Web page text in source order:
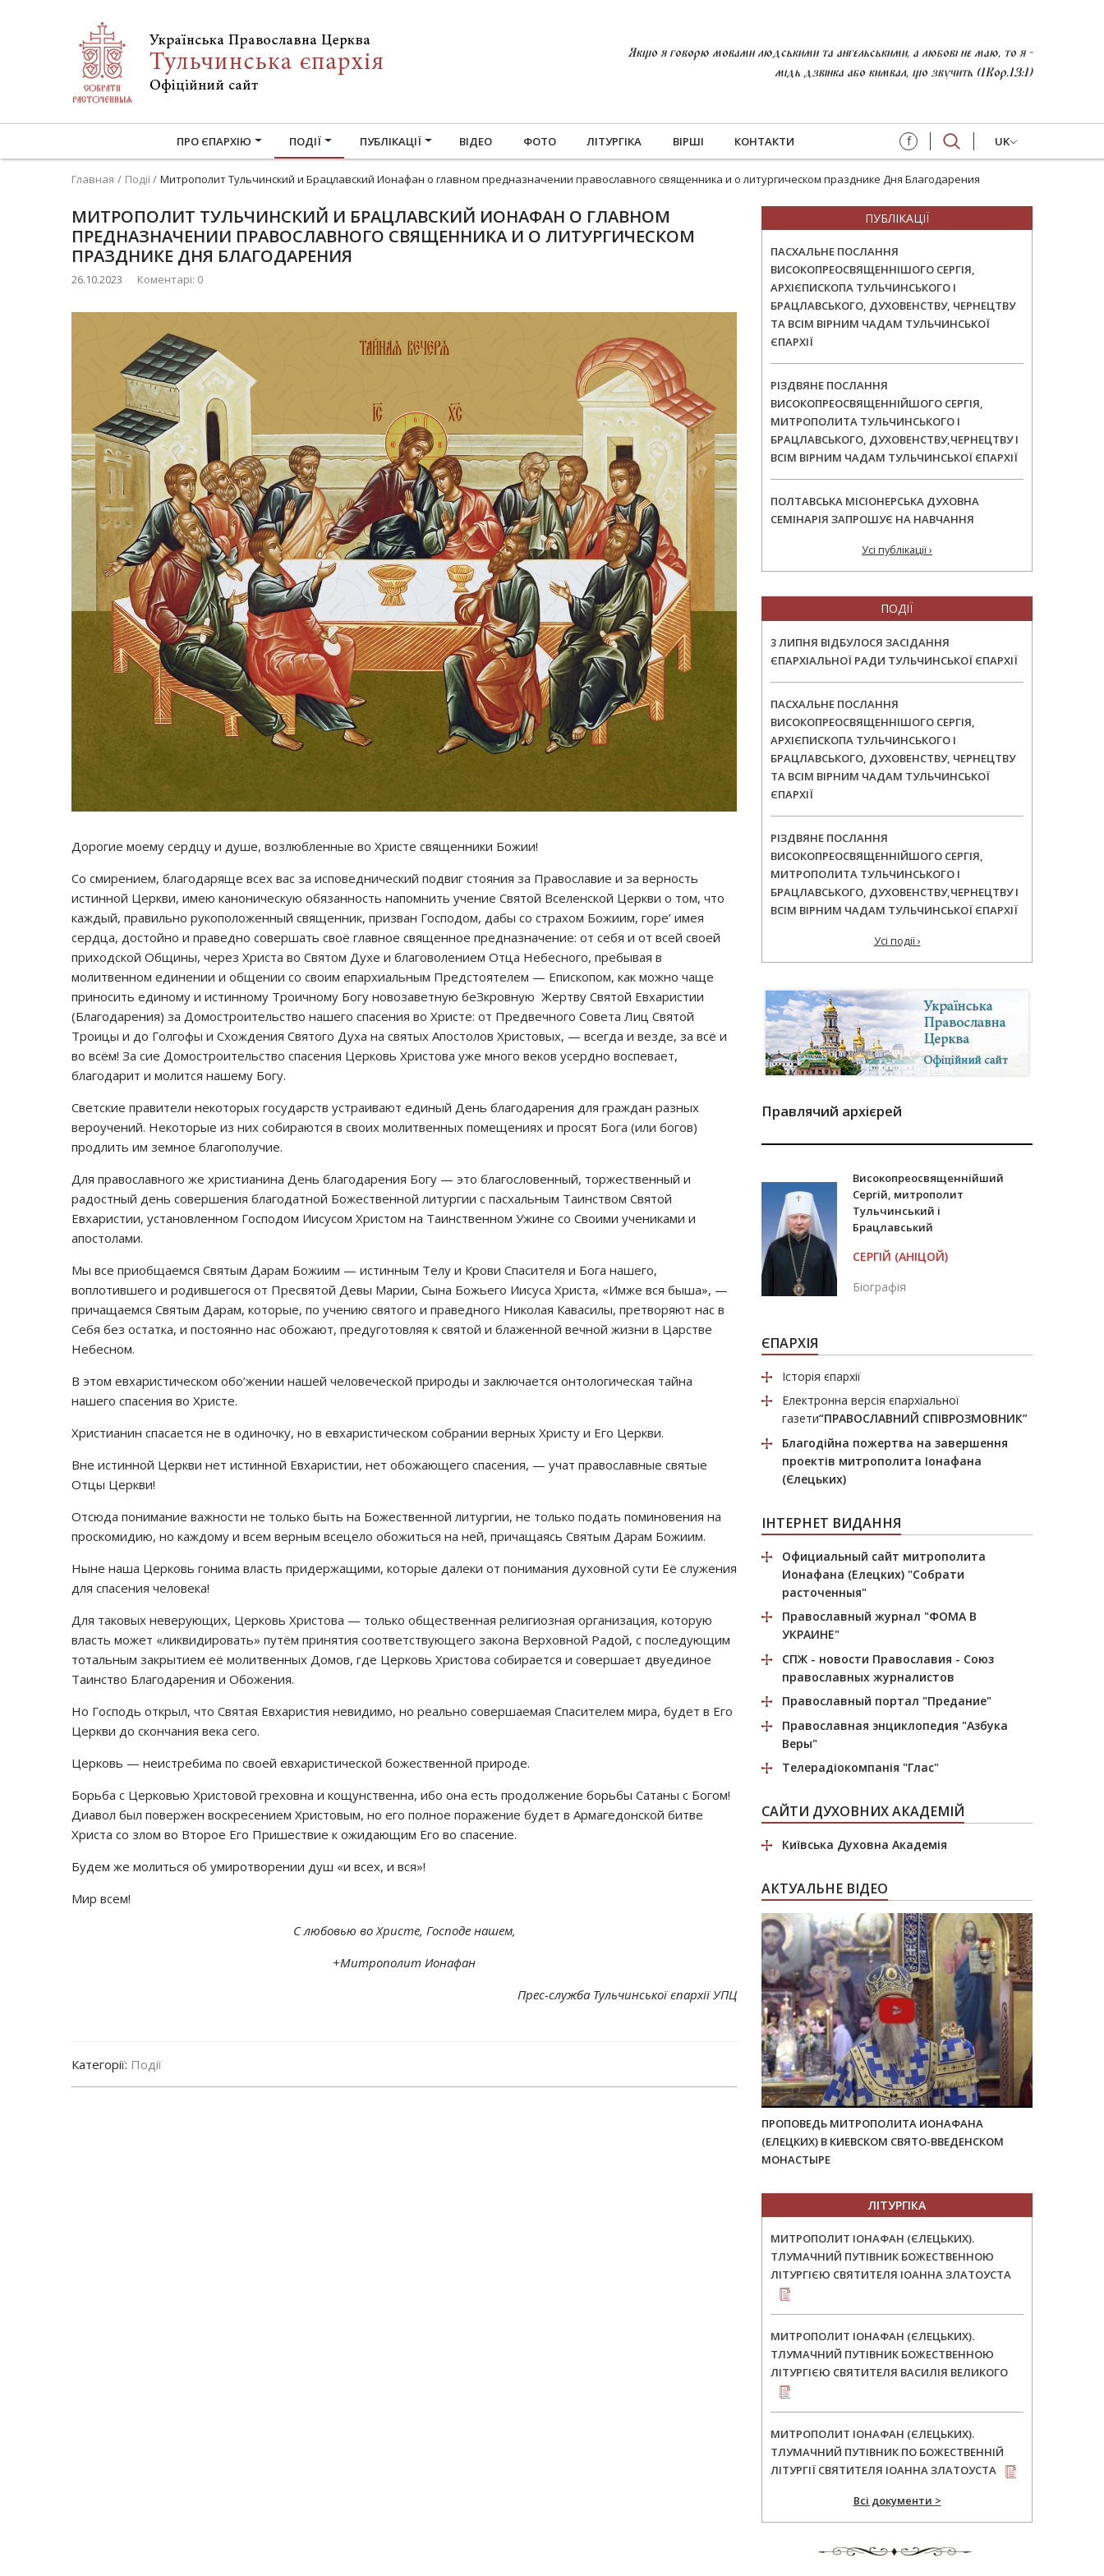
Якщо я говорю мовами людськими та ангельськими, а любові не маю, то я -
мідь дзвінка або кимвал, що звучить (1Кор.13:1)
ПРО ЄПАРХІЮ ПОДІЇ ПУБЛІКАЦІЇ ВІДЕО ФОТО ЛІТУРГІКА ВІРШІ КОНТАКТИ f UK
Главная Події Митрополит Тульчинский и Брацлавский Ионафан о главном предназначении православного священника и о литургическом празднике Дня Благодарения
МИТРОПОЛИТ ТУЛЬЧИНСКИЙ И БРАЦЛАВСКИЙ ИОНАФАН О ГЛАВНОМ
ПРЕДНАЗНАЧЕНИИ ПРАВОСЛАВНОГО СВЯЩЕННИКА И О ЛИТУРГИЧЕСКОМ
ПРАЗДНИКЕ ДНЯ БЛАГОДАРЕНИЯ
26.10.2023 Коментарі: 0
Дорогие моему сердцу и душе, возлюбленные во Христе священники Божии!
Со смирением, благодаряще всех вас за исповеднический подвиг стояния за Православие и за верность
истинной Церкви, имею каноническую обязанность напомнить учение Святой Вселенской Церкви о том, что
каждый, правильно рукоположенный священник, призван Господом, дабы со страхом Божиим, горе’ имея
сердца, достойно и праведно совершать своё главное священное предназначение: от себя и от всей своей
приходской Общины, через Христа во Святом Духе и благоволением Отца Небесного, пребывая в
молитвенном единении и общении со своим епархиальным Предстоятелем — Епископом, как можно чаще
приносить единому и истинному Троичному Богу новозаветную беЗкровную Жертву Святой Евхаристии
(Благодарения) за Домостроительство нашего спасения во Христе: от Предвечного Совета Лиц Святой
Троицы и до Голгофы и Схождения Святого Духа на святых Апостолов Христовых, — всегда и везде, за всё и
во всём! За сие Домостроительство спасения Церковь Христова уже много веков усердно воспевает,
благодарит и молится нашему Богу.
Светские правители некоторых государств устраивают единый День благодарения для граждан разных
вероучений. Некоторые из них собираются в своих молитвенных помещениях и просят Бога (или богов)
продлить им земное благополучие.
Для православного же христианина День благодарения Богу — это благословенный, торжественный и
радостный день совершения благодатной Божественной литургии с пасхальным Таинством Святой
Евхаристии, установленном Господом Иисусом Христом на Таинственном Ужине со Своими учениками и
апостолами.
Мы все приобщаемся Святым Дарам Божиим — истинным Телу и Крови Спасителя и Бога нашего,
воплотившего и родившегося от Пресвятой Девы Марии, Сына Божьего Иисуса Христа, «Имже вся быша», —
причащаемся Святым Дарам, которые, по учению святого и праведного Николая Кавасилы, претворяют нас в
Себя без остатка, и постоянно нас обожают, предуготовляя к святой и блаженной вечной жизни в Царстве
Небесном.
В этом евхаристическом обо’жении нашей человеческой природы и заключается онтологическая тайна
нашего спасения во Христе.
Христианин спасается не в одиночку, но в евхаристическом собрании верных Христу и Его Церкви.
Вне истинной Церкви нет истинной Евхаристии, нет обожающего спасения, — учат православные святые
Отцы Церкви!
Отсюда понимание важности не только быть на Божественной литургии, не только подать поминовения на
проскомидию, но каждому и всем верным всецело обожиться на ней, причащаясь Святым Дарам Божиим.
Ныне наша Церковь гонима власть придержащими, которые далеки от понимания духовной сути Её служения
для спасения человека!
Для таковых неверующих, Церковь Христова — только общественная религиозная организация, которую
власть может «ликвидировать» путём принятия соответствующего закона Верховной Радой, с последующим
тотальным закрытием её молитвенных Домов, где Церковь Христова собирается и совершает двуединое
Таинство Благодарения и Обожения.
Но Господь открыл, что Святая Евхаристия невидимо, но реально совершаемая Спасителем мира, будет в Его
Церкви до скончания века сего.
Церковь — неистребима по своей евхаристической божественной природе.
Борьба с Церковью Христовой греховна и кощунственна, ибо она есть продолжение борьбы Сатаны с Богом!
Диавол был повержен воскресением Христовым, но его полное поражение будет в Армагедонской битве
Христа со злом во Второе Его Пришествие к ожидающим Его во спасение.
Будем же молиться об умиротворении душ «и всех, и вся»!
Мир всем!
С любовью во Христе, Господе нашем,
+Митрополит Ионафан
Прес-служба Тульчинської єпархії УПЦ
Категорії: Події
ПУБЛІКАЦІЇ
ПАСХАЛЬНЕ ПОСЛАННЯ
ВИСОКОПРЕОСВЯЩЕННІШОГО СЕРГІЯ,
АРХІЄПИСКОПА ТУЛЬЧИНСЬКОГО І
БРАЦЛАВСЬКОГО, ДУХОВЕНСТВУ, ЧЕРНЕЦТВУ
ТА ВСІМ ВІРНИМ ЧАДАМ ТУЛЬЧИНСЬКОЇ
ЄПАРХІЇ
РІЗДВЯНЕ ПОСЛАННЯ
ВИСОКОПРЕОСВЯЩЕННІЙШОГО СЕРГІЯ,
МИТРОПОЛИТА ТУЛЬЧИНСЬКОГО І
БРАЦЛАВСЬКОГО, ДУХОВЕНСТВУ,ЧЕРНЕЦТВУ І
ВСІМ ВІРНИМ ЧАДАМ ТУЛЬЧИНСЬКОЇ ЄПАРХІЇ
ПОЛТАВСЬКА МІСІОНЕРСЬКА ДУХОВНА
СЕМІНАРІЯ ЗАПРОШУЄ НА НАВЧАННЯ
Усі публікації ›
ПОДІЇ
3 ЛИПНЯ ВІДБУЛОСЯ ЗАСІДАННЯ
ЄПАРХІАЛЬНОЇ РАДИ ТУЛЬЧИНСЬКОЇ ЄПАРХІЇ
ПАСХАЛЬНЕ ПОСЛАННЯ
ВИСОКОПРЕОСВЯЩЕННІШОГО СЕРГІЯ,
АРХІЄПИСКОПА ТУЛЬЧИНСЬКОГО І
БРАЦЛАВСЬКОГО, ДУХОВЕНСТВУ, ЧЕРНЕЦТВУ
ТА ВСІМ ВІРНИМ ЧАДАМ ТУЛЬЧИНСЬКОЇ
ЄПАРХІЇ
РІЗДВЯНЕ ПОСЛАННЯ
ВИСОКОПРЕОСВЯЩЕННІЙШОГО СЕРГІЯ,
МИТРОПОЛИТА ТУЛЬЧИНСЬКОГО І
БРАЦЛАВСЬКОГО, ДУХОВЕНСТВУ,ЧЕРНЕЦТВУ І
ВСІМ ВІРНИМ ЧАДАМ ТУЛЬЧИНСЬКОЇ ЄПАРХІЇ
Усі події ›
Правлячий архієрей
Високопреосвященнійший
Сергій, митрополит
Тульчинський і
Брацлавський
СЕРГІЙ (АНІЦОЙ)
Біографія
ЄПАРХІЯ
Історія єпархії
Електронна версія єпархіальної
газети“ПРАВОСЛАВНИЙ СПІВРОЗМОВНИК”
Благодійна пожертва на завершення
проектів митрополита Іонафана
(Єлецьких)
ІНТЕРНЕТ ВИДАННЯ
Официальный сайт митрополита
Ионафана (Елецких) "Собрати
расточенныя"
Православный журнал "ФОМА В
УКРАИНЕ"
СПЖ - новости Православия - Союз
православных журналистов
Православный портал "Предание"
Православная энциклопедия "Азбука
Веры"
Телерадіокомпанія "Глас"
САЙТИ ДУХОВНИХ АКАДЕМІЙ
Київська Духовна Академія
АКТУАЛЬНЕ ВІДЕО
ПРОПОВЕДЬ МИТРОПОЛИТА ИОНАФАНА
(ЕЛЕЦКИХ) В КИЕВСКОМ СВЯТО-ВВЕДЕНСКОМ
МОНАСТЫРЕ
ЛІТУРГІКА
МИТРОПОЛИТ ІОНАФАН (ЄЛЕЦЬКИХ).
ТЛУМАЧНИЙ ПУТІВНИК БОЖЕСТВЕННОЮ
ЛІТУРГІЄЮ СВЯТИТЕЛЯ ІОАННА ЗЛАТОУСТА
МИТРОПОЛИТ ІОНАФАН (ЄЛЕЦЬКИХ).
ТЛУМАЧНИЙ ПУТІВНИК БОЖЕСТВЕННОЮ
ЛІТУРГІЄЮ СВЯТИТЕЛЯ ВАСИЛІЯ ВЕЛИКОГО
МИТРОПОЛИТ ІОНАФАН (ЄЛЕЦЬКИХ).
ТЛУМАЧНИЙ ПУТІВНИК ПО БОЖЕСТВЕННІЙ
ЛІТУРГІЇ СВЯТИТЕЛЯ ІОАННА ЗЛАТОУСТА
Всі документи >